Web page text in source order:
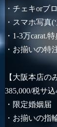
・チェキorブ
・スマホ写真
・1-3万carat.
・お揃いの特
【大阪本店の
385,000/税サ込
・限定婚姻届
・お揃いの指